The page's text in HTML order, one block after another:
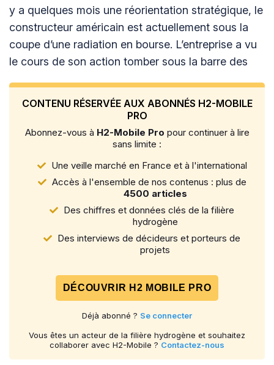
y a quelques mois une réorientation stratégique, le
constructeur américain est actuellement sous la
coupe d’une radiation en bourse. L’entreprise a vu
le cours de son action tomber sous la barre des
CONTENU RÉSERVÉE AUX ABONNÉS H2-MOBILE
PRO
Abonnez-vous à H2-Mobile Pro pour continuer à lire
sans limite :
Une veille marché en France et à l'international
Accès à l'ensemble de nos contenus : plus de
4500 articles
Des chiffres et données clés de la filière
hydrogène
Des interviews de décideurs et porteurs de
projets
DÉCOUVRIR H2 MOBILE PRO
Déjà abonné ? Se connecter
Vous êtes un acteur de la filière hydrogène et souhaitez
collaborer avec H2-Mobile ? Contactez-nous